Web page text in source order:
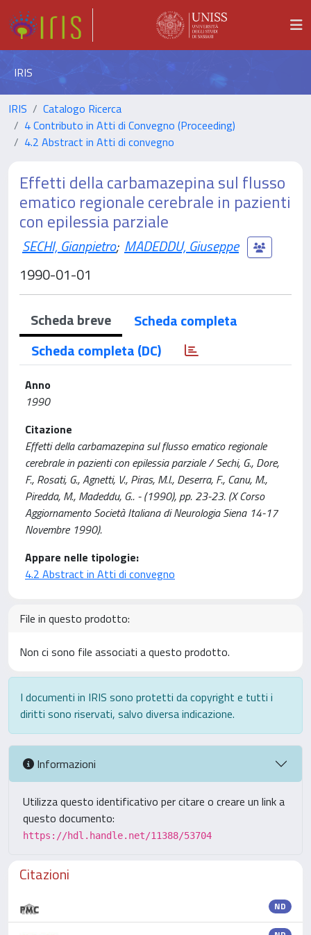
IRIS
IRIS
Catalogo Ricerca
4 Contributo in Atti di Convegno (Proceeding)
4.2 Abstract in Atti di convegno
Effetti della carbamazepina sul flusso
ematico regionale cerebrale in pazienti
con epilessia parziale
SECHI, Gianpietro; MADEDDU, Giuseppe
1990-01-01
Scheda breve
Scheda completa
Scheda completa (DC)
Anno
1990
Citazione
Effetti della carbamazepina sul flusso ematico regionale
cerebrale in pazienti con epilessia parziale / Sechi, G., Dore,
F., Rosati, G., Agnetti, V., Piras, M.l., Deserra, F., Canu, M.,
Piredda, M., Madeddu, G.. - (1990), pp. 23-23. (X Corso
Aggiornamento Società Italiana di Neurologia Siena 14-17
Novembre 1990).
Appare nelle tipologie:
4.2 Abstract in Atti di convegno
File in questo prodotto:
Non ci sono file associati a questo prodotto.
I documenti in IRIS sono protetti da copyright e tutti i
diritti sono riservati, salvo diversa indicazione.
Informazioni
Utilizza questo identificativo per citare o creare un link a
questo documento:
https://hdl.handle.net/11388/53704
Citazioni
ND